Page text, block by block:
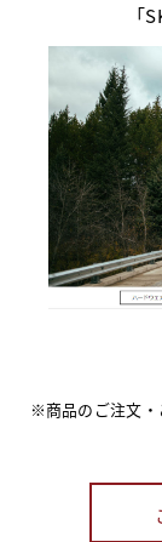
「
※商品のご注文・